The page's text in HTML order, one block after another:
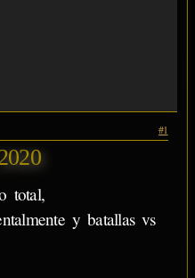
#1
total,
y batallas vs